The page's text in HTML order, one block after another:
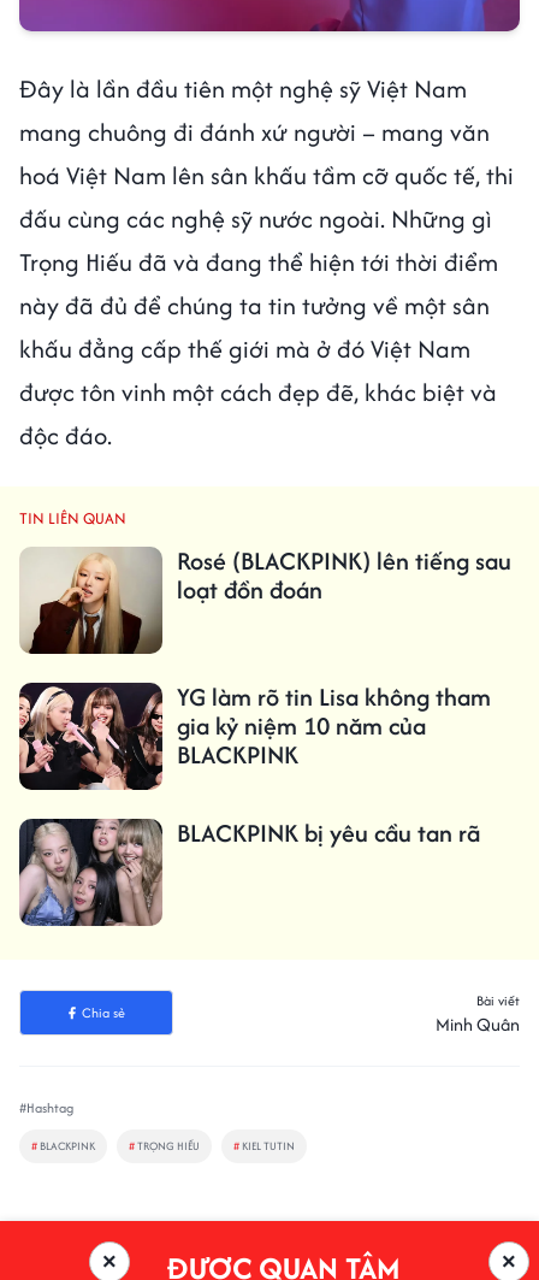
Đây là lần đầu tiên một nghệ sỹ Việt Nam
mang chuông đi đánh xứ người – mang văn
hoá Việt Nam lên sân khấu tầm cỡ quốc tế, thi
đấu cùng các nghệ sỹ nước ngoài. Những gì
Trọng Hiếu đã và đang thể hiện tới thời điểm
này đã đủ để chúng ta tin tưởng về một sân
khấu đẳng cấp thế giới mà ở đó Việt Nam
được tôn vinh một cách đẹp đẽ, khác biệt và
độc đáo.
TIN LIÊN QUAN
Rosé (BLACKPINK) lên tiếng sau
loạt đồn đoán
YG làm rõ tin Lisa không tham
gia kỷ niệm 10 năm của
BLACKPINK
BLACKPINK bị yêu cầu tan rã
Chia sẻ
Bài viết
Minh Quân
#Hashtag
# BLACKPINK #TRỌNG HIẾU # KIEL TUTIN
ĐƯỢC QUAN TÂM ×
×